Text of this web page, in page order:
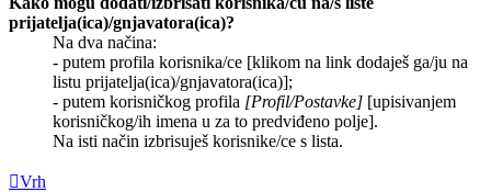
prijatelja(ica)/gnjavatora(ica)?
Na dva načina:
- putem profila korisnika/ce [klikom na link dodaješ ga/ju na
listu prijatelja(ica)/gnjavatora(ica)];
- putem korisničkog profila [Profil/Postavke] [upisivanjem
korisničkog/ih imena u za to predviđeno polje].
Na isti način izbrisuješ korisnike/ce s lista.
Vrh